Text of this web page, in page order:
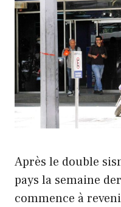
Après le double
pays la semaine
commence à